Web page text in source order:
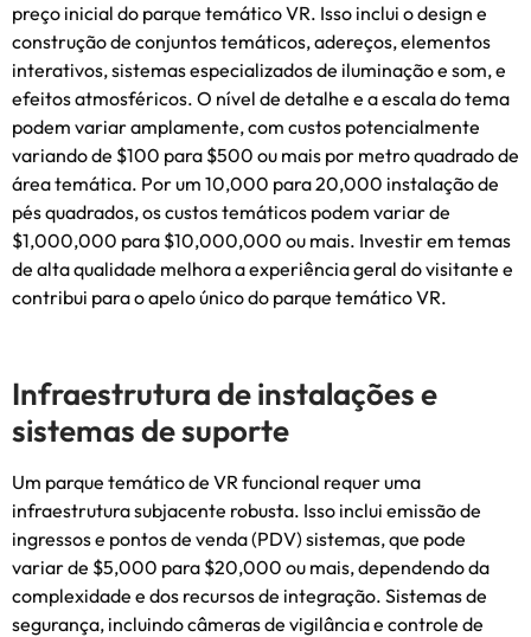
preço inicial do parque temático VR. Isso inclui o design e
construção de conjuntos temáticos, adereços, elementos
interativos, sistemas especializados de iluminação e som, e
efeitos atmosféricos. O nível de detalhe e a escala do tema
podem variar amplamente, com custos potencialmente
variando de $100 para $500 ou mais por metro quadrado de
área temática. Por um 10,000 para 20,000 instalação de
pés quadrados, os custos temáticos podem variar de
$1,000,000 para $10,000,000 ou mais. Investir em temas
de alta qualidade melhora a experiência geral do visitante e
contribui para o apelo único do parque temático VR.
Infraestrutura de instalações e
sistemas de suporte
Um parque temático de VR funcional requer uma
infraestrutura subjacente robusta. Isso inclui emissão de
ingressos e pontos de venda (PDV) sistemas, que pode
variar de $5,000 para $20,000 ou mais, dependendo da
complexidade e dos recursos de integração. Sistemas de
segurança, incluindo câmeras de vigilância e controle de